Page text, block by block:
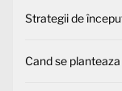
Strategii de
Cand se